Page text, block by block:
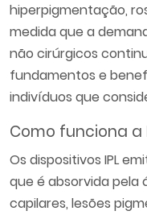
hiperpigmentação,
medida que a
não cirúrgicos
fundamentos e
indivíduos que
Como funciona a
Os dispositivos IPL
que é absorvida pela
capilares, lesões